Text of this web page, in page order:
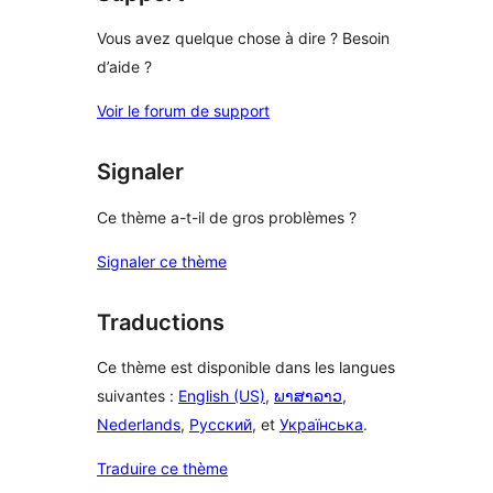
Vous avez quelque chose à dire ? Besoin
d’aide ?
Voir le forum de support
Signaler
Ce thème a-t-il de gros problèmes ?
Signaler ce thème
Traductions
Ce thème est disponible dans les langues
suivantes : English (US), ພາສາລາວ,
Nederlands, Русский, et Українська.
Traduire ce thème